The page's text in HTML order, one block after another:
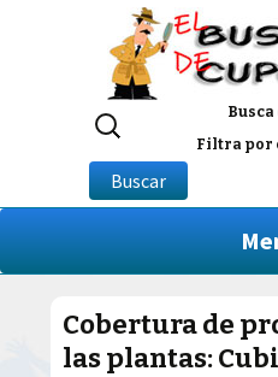
Filtra por
Buscar
por:
Buscar
Cobertura de
las plantas: